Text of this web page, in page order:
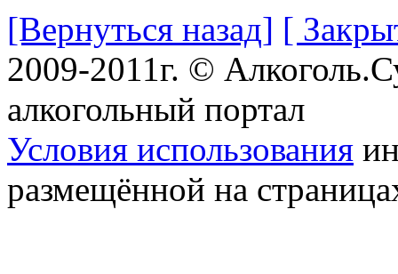
[Вернуться назад] [
2009-2011г. ©
алкогольный портал
Условия использования
размещённой на